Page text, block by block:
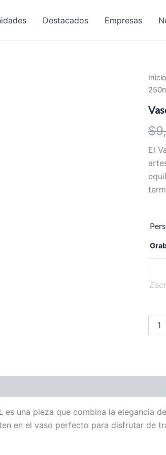
Destacados Empresas
Inicio
$
El
Trago
es una pieza que combina la elegancia
en el vaso perfecto para disfrutar de